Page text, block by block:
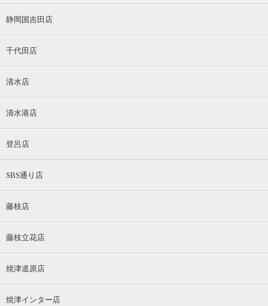
静岡国吉田店
千代田店
清水店
清水港店
登呂店
SBS通り店
藤枝店
藤枝立花店
焼津道原店
焼津インター店